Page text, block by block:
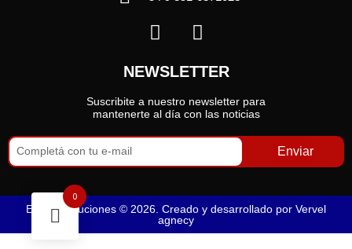
NEWSLETTER
Suscribite a nuestro newsletter para
mantenerte al día con las noticias
Enviar
Ero Distribuciones © 2026. Creado y desarrollado por Vervel
agnecy
0